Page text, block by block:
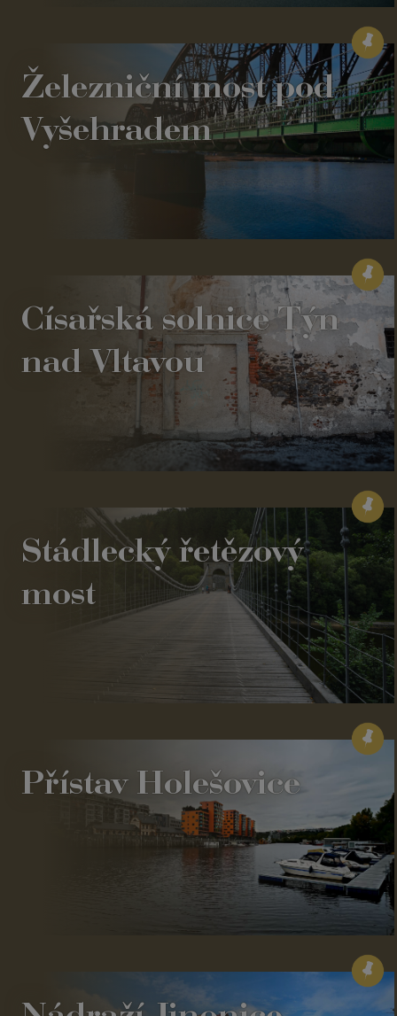
Železniční most pod
Vyšehradem
Císařská solnice Týn
nad Vltavou
Stádlecký řetězový
most
Přístav Holešovice